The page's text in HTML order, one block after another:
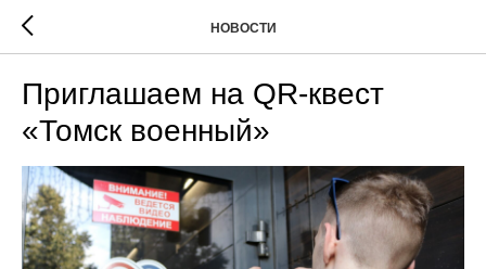
НОВОСТИ
Приглашаем на QR-квест
«Томск военный»